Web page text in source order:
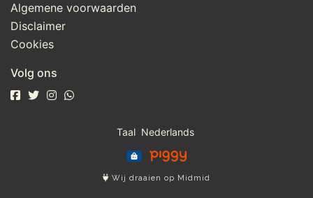
Algemene voorwaarden
Disclaimer
Cookies
Volg ons
Taal
Wij draaien op Midmid